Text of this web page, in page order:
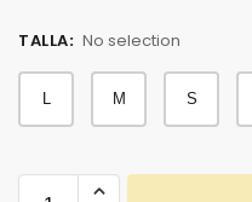
TALLA: No selection
L M S